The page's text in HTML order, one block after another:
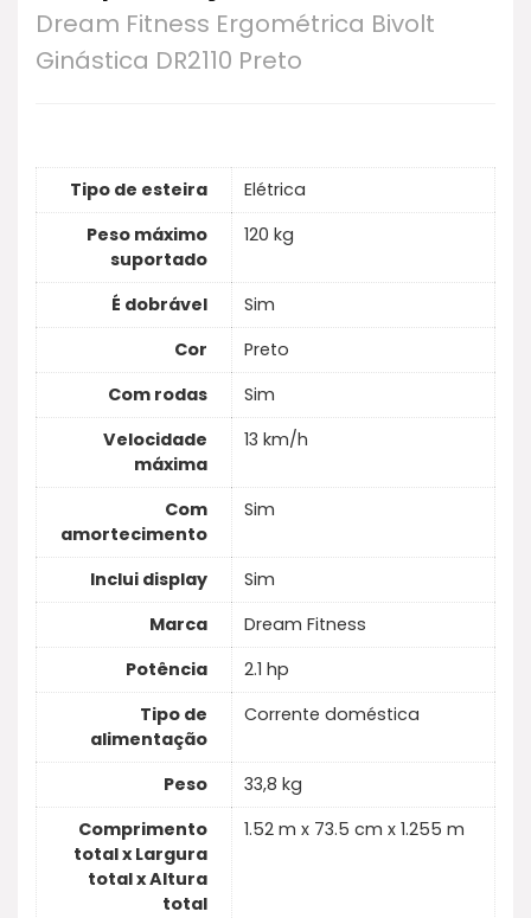
Dream Fitness Ergométrica Bivolt
Ginástica DR2110 Preto
Tipo de esteira
Elétrica
Peso máximo
suportado
120 kg
É dobrável
Sim
Cor
Preto
Com rodas
Sim
Velocidade
máxima
13 km/h
Com
amortecimento
Sim
Inclui display
Sim
Marca
Dream Fitness
Potência
2.1 hp
Tipo de
alimentação
Corrente doméstica
Peso
33,8 kg
Comprimento
total x Largura
total x Altura
total
1.52 m x 73.5 cm x 1.255 m